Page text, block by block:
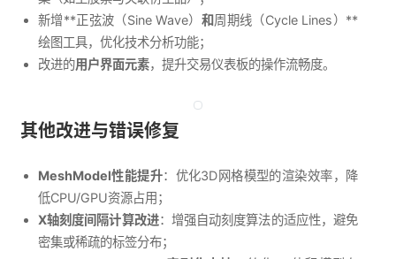
新增**正弦波（Sine Wave） 和周期线（Cycle Lines）**
绘图工具，优化技术分析功能；
改进的用户界面元素，提升交易仪表板的操作流畅度。
其他改进与错误修复
MeshModel性能提升：优化3D网格模型的渲染效率，降
低CPU/GPU资源占用；
X轴刻度间隔计算改进：增强自动刻度算法的适应性，避免
密集或稀疏的标签分布；